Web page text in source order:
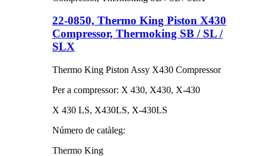
22-0850, Thermo King Piston X430
Compressor, Thermoking SB / SL /
SLX
Thermo King Piston Assy X430 Compressor
Per a compressor: X 430, X430, X-430
X 430 LS, X430LS, X-430LS
Número de catàleg:
Thermo King